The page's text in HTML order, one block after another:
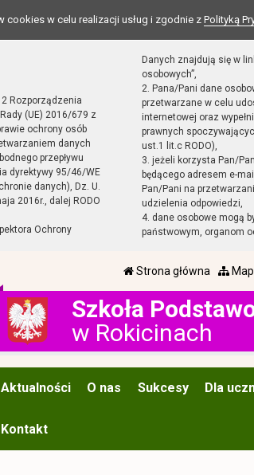
cookies w celu realizacji usług i zgodnie z Polityką
Rozporządzenia
(UE) 2016/679 z
ochrony osób
danych
przepływu
dyrektywy 95/46/WE
danych), Dz. U.
2016r., dalej RODO
Ochrony
Danych znajdują się w
osobowych”,
2. Pana/Pani dane
przetwarzane w celu
internetowej oraz
prawnych
ust.1 lit.c RODO),
3. jeżeli korzysta Pan/
będącego adresem e-
Pan/Pani na
udzielenia odpowiedzi,
4. dane osobowe mogą
państwowym, organom
Strona główna
Szkoła
w Rokicinach
Aktualności O nas Sukcesy Dla
Kontakt